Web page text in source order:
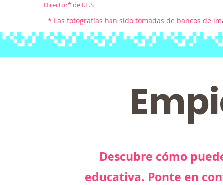
Director* de I.E.S
* Las fotografías han sido tomadas de bancos de
Descubre cómo
educativa. Ponte en